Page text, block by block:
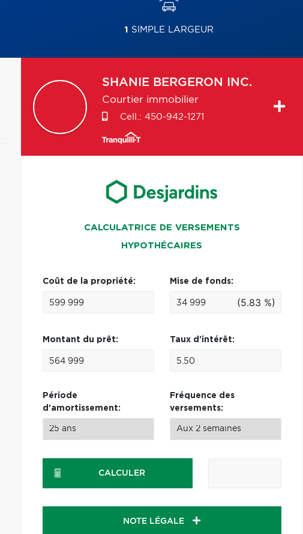
1 SIMPLE LARGEUR
SHANIE BERGERON INC.
Courtier immobilier
Cell.: 450-942-1271
CALCULATRICE DE VERSEMENTS
HYPOTHÉCAIRES
Coût de la propriété: Mise de fonds:
(5.83 %)
Montant du prêt: Taux d'intérêt:
Période
d'amortissement:
Fréquence des
versements:
CALCULER
NOTE LÉGALE